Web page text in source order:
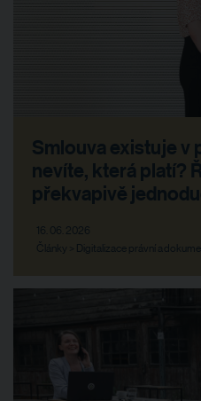
Smlouva existuje v
nevíte, která platí?
překvapivě
16. 06. 2026
Články > Digitalizace právní a